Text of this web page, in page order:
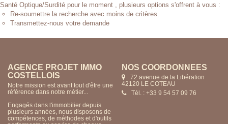
Santé Optique/Surdité pour le moment , plusieurs options s'offrent à vous :
Re-soumettre la recherche avec moins de critères.
Transmettez-nous votre demande
AGENCE PROJET IMMO
COSTELLOIS
Notre mission est avant tout d'être une
référence dans notre métier...
Engagés dans l'immobilier depuis
plusieurs années, nous disposons de
compétences, de méthodes et d'outils
NOS COORDONNÉES
72 avenue de la Libération
42120 LE COTEAU
Tél. : +33 9 54 57 09 76